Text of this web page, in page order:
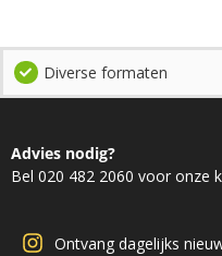
Diverse formaten
Advies nodig?
Bel 020 482 2060 voor onze
Ontvang dagelijks